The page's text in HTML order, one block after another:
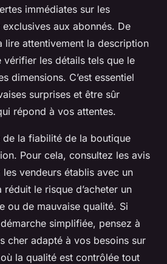
immédiates sur les
aux abonnés. De
lire attentivement la description
les détails tels que le
dimensions. C’est essentiel
surprises et être sûr
répond à vos attentes.
de la fiabilité de la boutique
Pour cela, consultez les avis
vendeurs établis avec un
le risque d’acheter un
ou de mauvaise qualité. Si
simplifiée, pensez à
cher adapté à vos besoins sur
la qualité est contrôlée tout